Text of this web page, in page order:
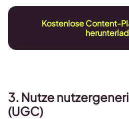
Kostenlose Content-
3. Nutze
(UGC)